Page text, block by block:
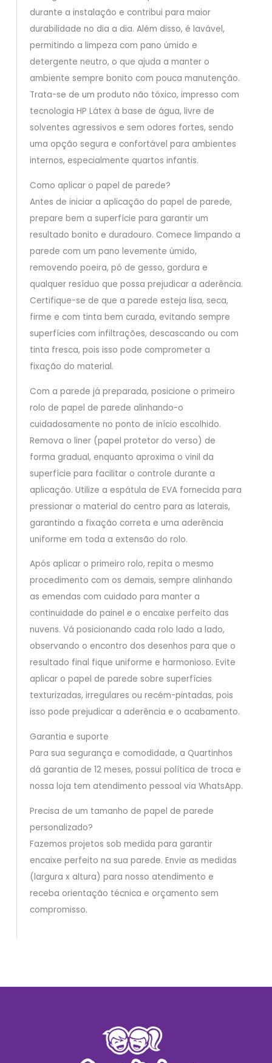
durante a instalação e contribui para maior
durabilidade no dia a dia. Além disso, é lavável,
permitindo a limpeza com pano úmido e
detergente neutro, o que ajuda a manter o
ambiente sempre bonito com pouca manutenção.
Trata-se de um produto não tóxico, impresso com
tecnologia HP Látex à base de água, livre de
solventes agressivos e sem odores fortes, sendo
uma opção segura e confortável para ambientes
internos, especialmente quartos infantis.
Como aplicar o papel de parede?
Antes de iniciar a aplicação do papel de parede,
prepare bem a superfície para garantir um
resultado bonito e duradouro. Comece limpando a
parede com um pano levemente úmido,
removendo poeira, pó de gesso, gordura e
qualquer resíduo que possa prejudicar a aderência.
Certifique-se de que a parede esteja lisa, seca,
firme e com tinta bem curada, evitando sempre
superfícies com infiltrações, descascando ou com
tinta fresca, pois isso pode comprometer a
fixação do material.
Com a parede já preparada, posicione o primeiro
rolo de papel de parede alinhando-o
cuidadosamente no ponto de início escolhido.
Remova o liner (papel protetor do verso) de
forma gradual, enquanto aproxima o vinil da
superfície para facilitar o controle durante a
aplicação. Utilize a espátula de EVA fornecida para
pressionar o material do centro para as laterais,
garantindo a fixação correta e uma aderência
uniforme em toda a extensão do rolo.
Após aplicar o primeiro rolo, repita o mesmo
procedimento com os demais, sempre alinhando
as emendas com cuidado para manter a
continuidade do painel e o encaixe perfeito das
nuvens. Vá posicionando cada rolo lado a lado,
observando o encontro dos desenhos para que o
resultado final fique uniforme e harmonioso. Evite
aplicar o papel de parede sobre superfícies
texturizadas, irregulares ou recém-pintadas, pois
isso pode prejudicar a aderência e o acabamento.
Garantia e suporte
Para sua segurança e comodidade, a Quartinhos
dá garantia de 12 meses, possui política de troca e
nossa loja tem atendimento pessoal via WhatsApp.
Precisa de um tamanho de papel de parede
personalizado?
Fazemos projetos sob medida para garantir
encaixe perfeito na sua parede. Envie as medidas
(largura x altura) para nosso atendimento e
receba orientação técnica e orçamento sem
compromisso.